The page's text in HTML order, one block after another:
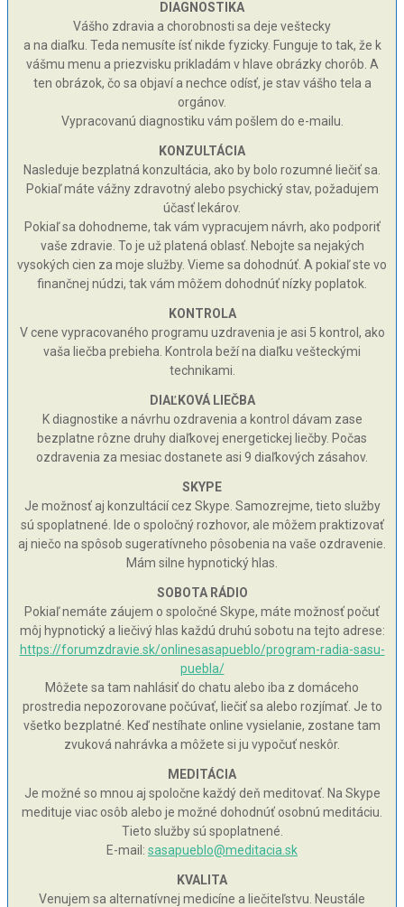
DIAGNOSTIKA
Vášho zdravia a chorobnosti sa deje veštecky
a na diaľku. Teda nemusíte ísť nikde fyzicky. Funguje to tak, že k
vášmu menu a priezvisku prikladám v hlave obrázky chorôb. A
ten obrázok, čo sa objaví a nechce odísť, je stav vášho tela a
orgánov.
Vypracovanú diagnostiku vám pošlem do e-mailu.
KONZULTÁCIA
Nasleduje bezplatná konzultácia, ako by bolo rozumné liečiť sa.
Pokiaľ máte vážny zdravotný alebo psychický stav, požadujem
účasť lekárov.
Pokiaľ sa dohodneme, tak vám vypracujem návrh, ako podporiť
vaše zdravie. To je už platená oblasť. Nebojte sa nejakých
vysokých cien za moje služby. Vieme sa dohodnúť. A pokiaľ ste vo
finančnej núdzi, tak vám môžem dohodnúť nízky poplatok.
KONTROLA
V cene vypracovaného programu uzdravenia je asi 5 kontrol, ako
vaša liečba prebieha. Kontrola beží na diaľku vešteckými
technikami.
DIAĽKOVÁ LIEČBA
K diagnostike a návrhu ozdravenia a kontrol dávam zase
bezplatne rôzne druhy diaľkovej energetickej liečby. Počas
ozdravenia za mesiac dostanete asi 9 diaľkových zásahov.
SKYPE
Je možnosť aj konzultácií cez Skype. Samozrejme, tieto služby
sú spoplatnené. Ide o spoločný rozhovor, ale môžem praktizovať
aj niečo na spôsob sugeratívneho pôsobenia na vaše ozdravenie.
Mám silne hypnotický hlas.
SOBOTA RÁDIO
Pokiaľ nemáte záujem o spoločné Skype, máte možnosť počuť
môj hypnotický a liečivý hlas každú druhú sobotu na tejto adrese:
https://forumzdravie.sk/onlinesasapueblo/program-radia-sasu-
puebla/
Môžete sa tam nahlásiť do chatu alebo iba z domáceho
prostredia nepozorovane počúvať, liečiť sa alebo rozjímať. Je to
všetko bezplatné. Keď nestíhate online vysielanie, zostane tam
zvuková nahrávka a môžete si ju vypočuť neskôr.
MEDITÁCIA
Je možné so mnou aj spoločne každý deň meditovať. Na Skype
medituje viac osôb alebo je možné dohodnúť osobnú meditáciu.
Tieto služby sú spoplatnené.
E-mail: sasapueblo@meditacia.sk
KVALITA
Venujem sa alternatívnej medicíne a liečiteľstvu. Neustále